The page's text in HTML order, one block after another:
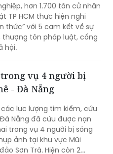
hơn 1.700 tân cử nhân
TP HCM thực hiện nghi
thức” với 5 cam kết về sự
thượng tôn pháp luật, cống
hội.
vụ 4 người bị
- Đà Nẵng
lực lượng tìm kiếm, cứu
Nẵng đã cứu được nạn
trong vụ 4 người bị sóng
ảnh tại khu vực Mũi
Sơn Trà. Hiện còn 2